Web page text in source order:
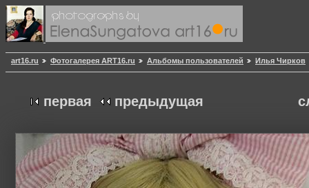
art16.ru Фотогалерея ART16.ru Альбомы пользователей Илья Чирков
первая предыдущая